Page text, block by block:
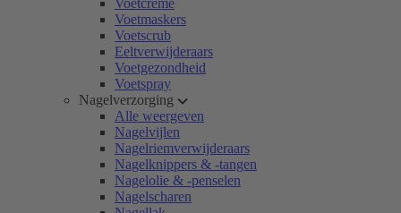
Voetcrème
Voetmaskers
Voetscrub
Eeltverwijderaars
Voetgezondheid
Voetspray
Nagelverzorging
Alle weergeven
Nagelvijlen
Nagelriemverwijderaars
Nagelknippers & -tangen
Nagelolie & -penselen
Nagelscharen